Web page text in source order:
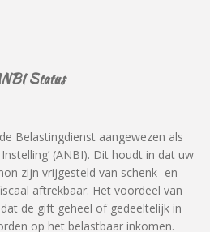
Status
Belastingdienst aangewezen als
(ANBI). Dit houdt in dat uw
zijn vrijgesteld van schenk- en
aftrekbaar. Het voordeel van
dat de gift geheel of gedeeltelijk in
op het belastbaar inkomen.